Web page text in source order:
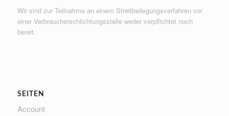
Wir sind zur Teilnahme an einem Streitbeilegungsverfahren vor
einer Verbraucherschlichtungsstelle weder verpflichtet noch
bereit.
SEITEN
Account